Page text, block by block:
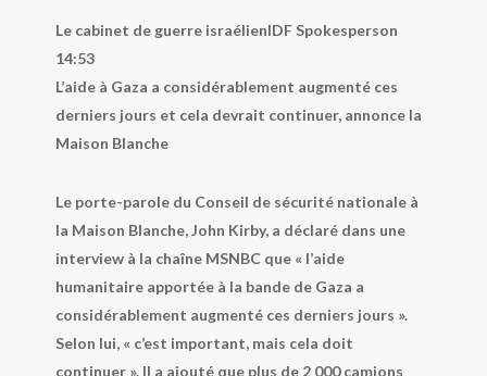
Le cabinet de guerre israélienIDF Spokesperson
14:53
L’aide à Gaza a considérablement augmenté ces
derniers jours et cela devrait continuer, annonce la
Maison Blanche
Le porte-parole du Conseil de sécurité nationale à
la Maison Blanche, John Kirby, a déclaré dans une
interview à la chaîne MSNBCque « l’aide
humanitaire apportée à la bande de Gaza a
considérablement augmenté ces derniers jours ».
Selon lui, « c’est important, mais cela doit
continuer ». Il a ajouté que plus de 2 000 camions